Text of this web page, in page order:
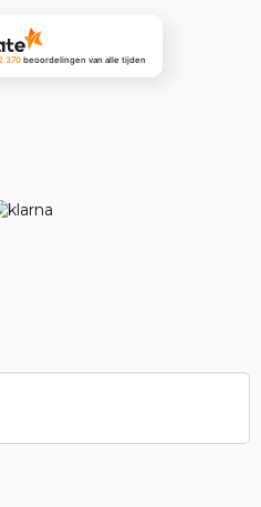
370beoordelingen van alle tijden